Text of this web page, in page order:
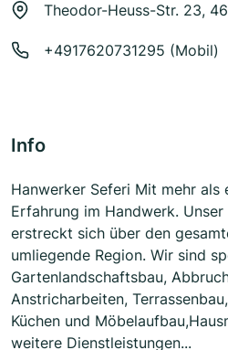
Theodor-Heuss-Str. 23,
+4917620731295 (Mobil)
Info
Hanwerker Seferi Mit mehr als
Erfahrung im Handwerk.
erstreckt sich über den
umliegende Region. Wir sind
Gartenlandschaftsbau,
Anstricharbeiten,
Küchen und
weitere Dienstleistungen...